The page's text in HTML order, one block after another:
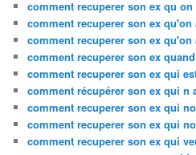
comment recuperer son ex qu
comment recuperer son ex qu'on
comment recuperer son ex qu'on
comment recuperer son ex
comment recuperer son ex qui
comment récupérer son ex qui n
comment recuperer son ex qui
comment recuperer son ex qui
comment recuperer son ex qui